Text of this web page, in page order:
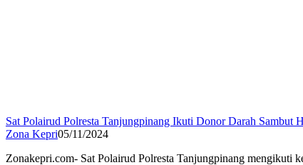
Sat Polairud Polresta Tanjungpinang Ikuti Donor Darah Sambut
Zona Kepri05/11/2024
Zonakepri.com- Sat Polairud Polresta Tanjungpinang